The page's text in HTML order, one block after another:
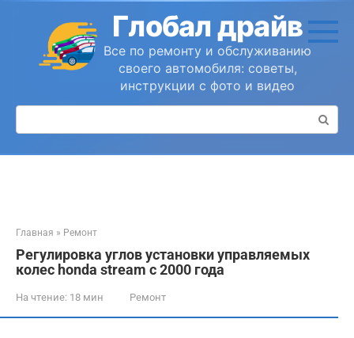
контенту
Глобал драйв
Все по ремонту и обслуживанию
своего автомобиля: советы,
инструкции с фото и видео
Поиск:
Главная » Ремонт
Регулировка углов установки управляемых
колес honda stream с 2000 года
На чтение: 18 мин Ремонт